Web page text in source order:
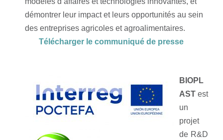
démontrer leur impact et leurs opportunités au sein
des entreprises agricoles et agroalimentaires.
Télécharger le communiqué de presse
BIOPL
AST est
un
projet
de R&D